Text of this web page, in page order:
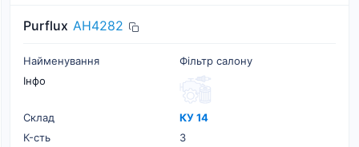
Purflux AH4282
Найменування
Фільтр салону
Інфо
Склад
КУ 14
К-cть
3